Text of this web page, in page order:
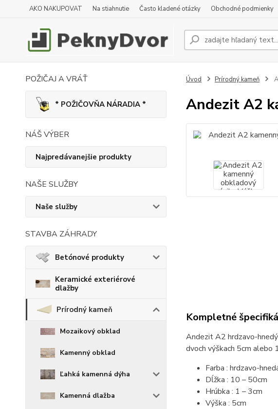
AKO NAKUPOVAT Na stiahnutie Často kladené otázky Obchodné podmienky
POŽIČAJ A VRÁŤ
* POŽIČOVŇA NÁRADIA *
NÁŠ VÝBER
Najpredávanejšie produkty
NAŠE SLUŽBY
Naše služby
STAVBA ZÁHRADY
Betónové produkty
Keramické exteriérové
dlažby
Prírodný kameň
Mozaikový obklad
Kamenný obklad
Ľahká kamenná dýha
Kamenná dlažba
Úvod Prírodný kameň
Andezit A2
Kompletné
Andezit A2 hrdzavo-
dvoch výškach 5cm alebo
Farba : hrdzavo-
Dĺžka : 10 – 50cm
Hrúbka : 1 – 3cm
Výška : 5cm